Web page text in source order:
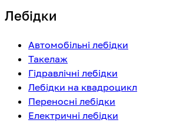
Лебідки
Автомобільні лебідки
Такелаж
Гідравлічні лебідки
Лебідки на квадроцикл
Переносні лебідки
Електричні лебідки